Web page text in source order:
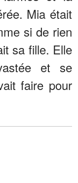
Mia était
si de rien
sa fille. Elle
et se
faire pour